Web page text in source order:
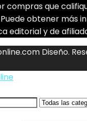
compras que
obtener más
editorial y de
Diseño.